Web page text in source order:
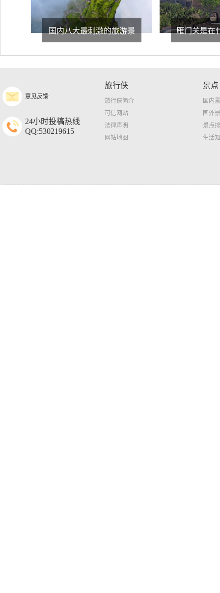
国内八大最刺激的旅游景 雁门关是在
意见反馈
24小时投稿热线
QQ:530219615
旅行侠
旅行侠简介
可信网站
法律声明
网站地图
景点
国内
国外
景点
生活